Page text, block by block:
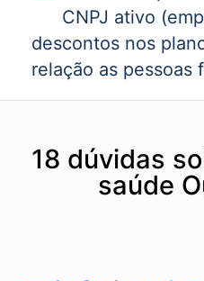
CNPJ ativo
descontos nos
relação as pessoas
18 dúvidas
saúde